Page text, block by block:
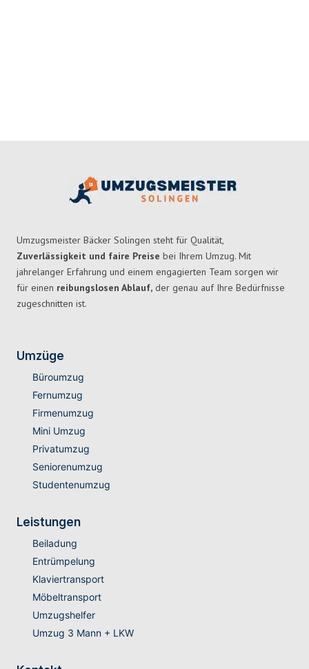
Umzugsmeister Bäcker Solingen steht für Qualität,
Zuverlässigkeit und faire Preise bei Ihrem Umzug. Mit
jahrelanger Erfahrung und einem engagierten Team sorgen wir
für einen reibungslosen Ablauf, der genau auf Ihre Bedürfnisse
zugeschnitten ist.
Umzüge
Büroumzug
Fernumzug
Firmenumzug
Mini Umzug
Privatumzug
Seniorenumzug
Studentenumzug
Leistungen
Beiladung
Entrümpelung
Klaviertransport
Möbeltransport
Umzugshelfer
Umzug 3 Mann + LKW